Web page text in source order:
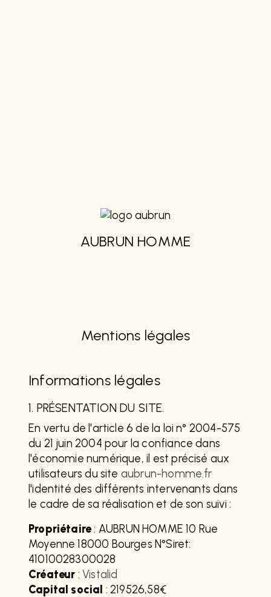
AUBRUN HOMME
Mentions légales
Informations légales
1. PRÉSENTATION DU SITE.
En vertu de l'article 6 de la loi n° 2004-575
du 21 juin 2004 pour la confiance dans
l'économie numérique, il est précisé aux
utilisateurs du site aubrun-homme.fr
l'identité des différents intervenants dans
le cadre de sa réalisation et de son suivi :
Propriétaire: AUBRUN HOMME 10 Rue
Moyenne 18000 Bourges N°Siret:
41010028300028
Créateur :Vistalid
Capital social : 219526,58€